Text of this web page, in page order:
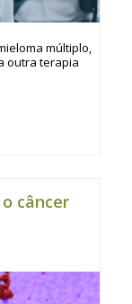
múltiplo,
outra terapia
câncer